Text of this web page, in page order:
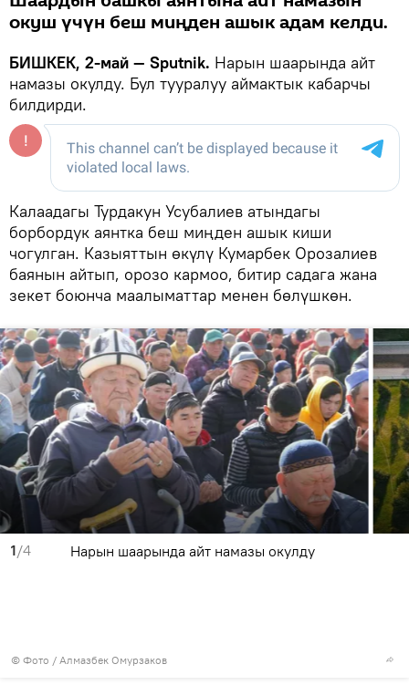
окуш үчүн беш миңден ашык адам келди.
БИШКЕК, 2-май — Sputnik. Нарын шаарында айт
намазы окулду. Бул тууралуу аймактык кабарчы
билдирди.
Калаадагы Турдакун Усубалиев атындагы
борбордук аянтка беш миңден ашык киши
чогулган. Казыяттын өкүлү Кумарбек Орозалиев
баянын айтып, орозо кармоо, битир садага жана
зекет боюнча маалыматтар менен бөлүшкөн.
1/4
© Фото / Алмазбек Омурзаков
Нарын шаарында айт намазы окулду